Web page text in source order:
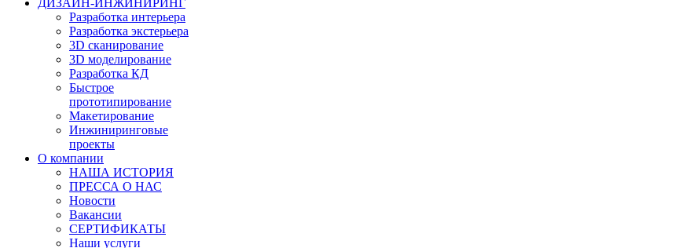
Разработка интерьера
Разработка экстерьера
3D сканирование
3D моделирование
Разработка КД
Быстрое
прототипирование
Макетирование
Инжиниринговые
проекты
О компании
НАША ИСТОРИЯ
ПРЕССА О НАС
Новости
Вакансии
СЕРТИФИКАТЫ
Наши услуги